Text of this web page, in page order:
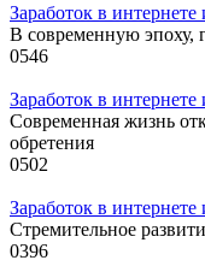
Заработок в
В современную эпоху,
0546
Заработок в
Современная жизнь
обретения
0502
Заработок в
Стремительное
0396